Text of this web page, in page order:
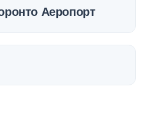
Аеропорт